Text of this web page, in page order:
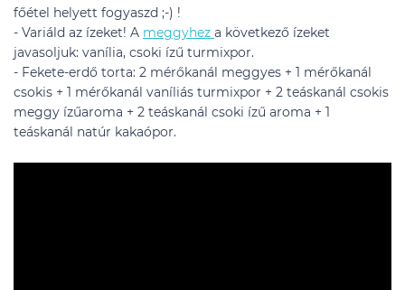
főétel helyett fogyaszd ;-) !
- Variáld az ízeket! A meggyhez a következő ízeket
javasoljuk: vanília, csoki ízű turmixpor.
- Fekete-erdő torta: 2 mérőkanál meggyes + 1 mérőkanál
csokis + 1 mérőkanál vaníliás turmixpor + 2 teáskanál csokis
meggy ízűaroma + 2 teáskanál csoki ízű aroma + 1
teáskanál natúr kakaópor.